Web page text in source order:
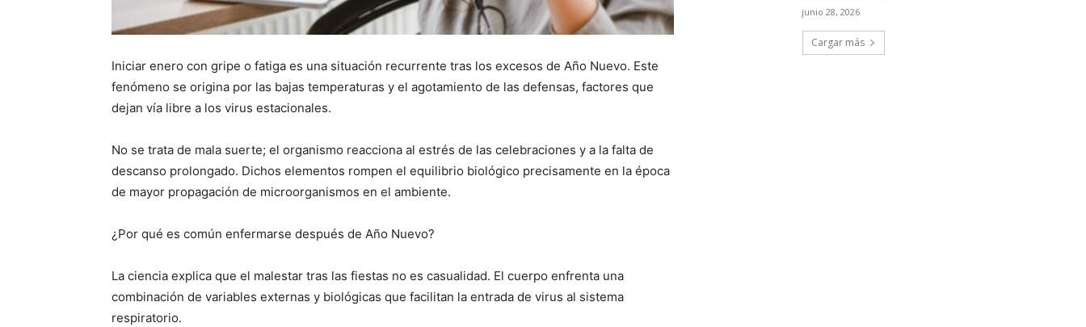
Iniciar enero con gripe o fatiga es una situación recurrente tras los excesos de Año Nuevo. Este
fenómeno se origina por las bajas temperaturas y el agotamiento de las defensas, factores que
dejan vía libre a los virus estacionales.
No se trata de mala suerte; el organismo reacciona al estrés de las celebraciones y a la falta de
descanso prolongado. Dichos elementos rompen el equilibrio biológico precisamente en la época
de mayor propagación de microorganismos en el ambiente.
¿Por qué es común enfermarse después de Año Nuevo?
La ciencia explica que el malestar tras las fiestas no es casualidad. El cuerpo enfrenta una
combinación de variables externas y biológicas que facilitan la entrada de virus al sistema
respiratorio.
junio 28, 2026
Cargar más